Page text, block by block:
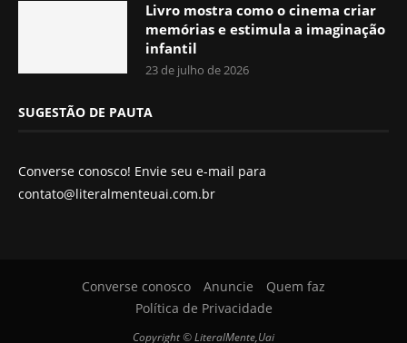
Livro mostra como o cinema criar
memórias e estimula a imaginação
infantil
23 de julho de 2026
SUGESTÃO DE PAUTA
Converse conosco! Envie seu e-mail para
contato@literalmenteuai.com.br
Converse conosco Anuncie
Quem faz
Política de Privacidade
Copyright © LiteralMente,Uai